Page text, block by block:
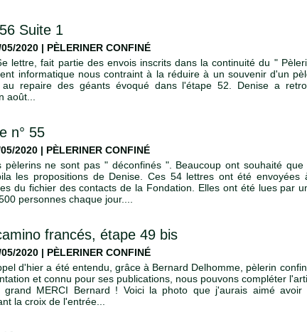
Suite 1
2020 | PÈLERINER CONFINÉ
lettre, fait partie des envois inscrits dans la continuité du "
informatique nous contraint à la réduire à un souvenir d'un
au repaire des géants évoqué dans l'étape 52. Denise a
août...
n° 55
2020 | PÈLERINER CONFINÉ
pèlerins ne sont pas " déconfinés ". Beaucoup ont souhaité
les propositions de Denise. Ces 54 lettres ont été envoyées
du fichier des contacts de la Fondation. Elles ont été lues par
personnes chaque jour....
francés, étape 49 bis
2020 | PÈLERINER CONFINÉ
d'hier a été entendu, grâce à Bernard Delhomme, pèlerin
et connu pour ses publications, nous pouvons compléter
grand MERCI Bernard ! Voici la photo que j'aurais aimé avoir
la croix de l'entrée...